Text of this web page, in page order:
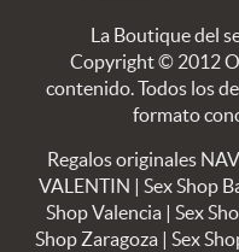
La Boutique del
Copyright © 2012
contenido. Todos los
formato
Regalos originales
VALENTIN |Sex Shop
Shop Valencia |Sex
Shop Zaragoza |Sex